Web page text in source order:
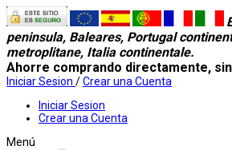
peninsula, Baleares, Portugal
metroplitane, Italia continentale.
Ahorre comprando directamente,
Iniciar Sesion /Crear una Cuenta
Iniciar Sesion
Crear una Cuenta
Menú